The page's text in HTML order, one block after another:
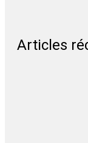
Articles